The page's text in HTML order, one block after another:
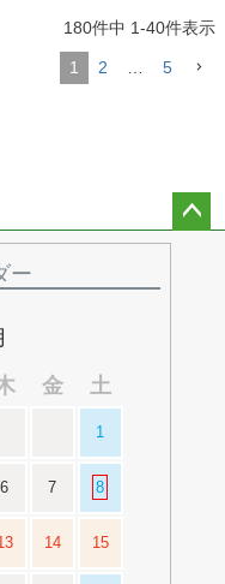
180件中 1-40件表示
1 2 5
ー
金 土
1
6 7 8
14 15